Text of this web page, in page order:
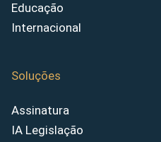
Educação
Internacional
Soluções
Assinatura
IA Legislação